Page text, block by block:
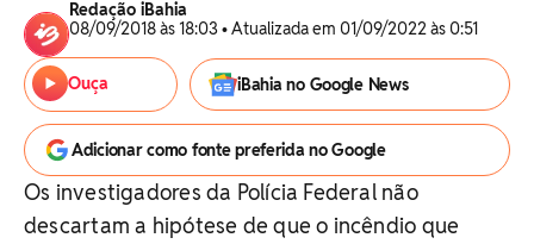
Redação iBahia
08/09/2018 às 18:03 • Atualizada em 01/09/2022 às 0:51
Ouça iBahia no Google News
Adicionar como fonte preferida no Google
Os investigadores da Polícia Federal não
descartam a hipótese de que o incêndio que